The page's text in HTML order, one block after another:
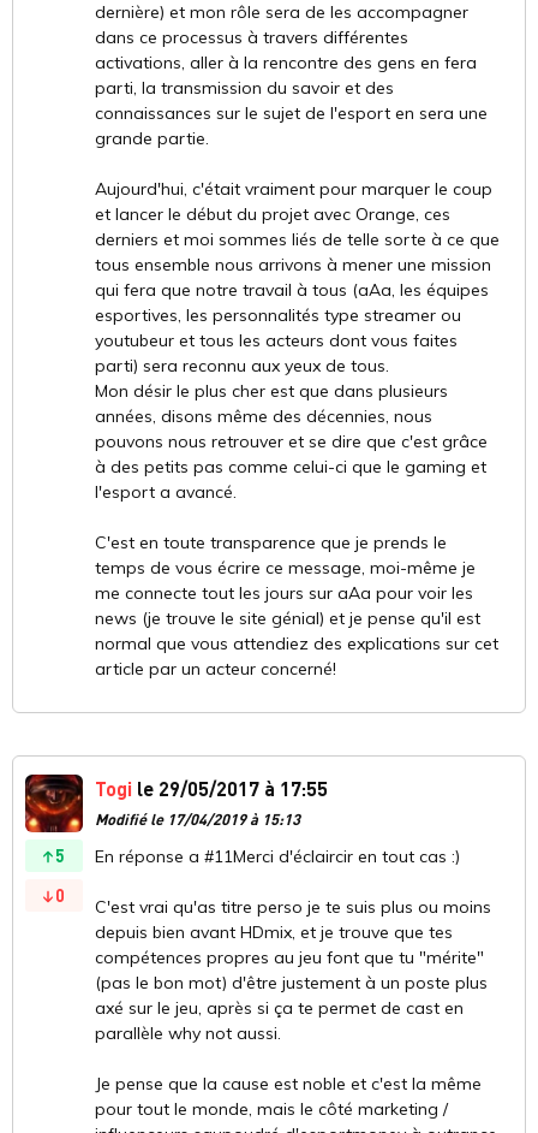
dernière) et mon rôle sera de les accompagner
dans ce processus à travers différentes
activations, aller à la rencontre des gens en fera
parti, la transmission du savoir et des
connaissances sur le sujet de l'esport en sera une
grande partie.
Aujourd'hui, c'était vraiment pour marquer le coup
et lancer le début du projet avec Orange, ces
derniers et moi sommes liés de telle sorte à ce que
tous ensemble nous arrivons à mener une mission
qui fera que notre travail à tous (aAa, les équipes
esportives, les personnalités type streamer ou
youtubeur et tous les acteurs dont vous faites
parti) sera reconnu aux yeux de tous.
Mon désir le plus cher est que dans plusieurs
années, disons même des décennies, nous
pouvons nous retrouver et se dire que c'est grâce
à des petits pas comme celui-ci que le gaming et
l'esport a avancé.
C'est en toute transparence que je prends le
temps de vous écrire ce message, moi-même je
me connecte tout les jours sur aAa pour voir les
news (je trouve le site génial) et je pense qu'il est
normal que vous attendiez des explications sur cet
article par un acteur concerné!
5
0
Togi le 29/05/2017 à 17:55
Modifié le 17/04/2019 à 15:13
En réponse a #11Merci d'éclaircir en tout cas :)
C'est vrai qu'as titre perso je te suis plus ou moins
depuis bien avant HDmix, et je trouve que tes
compétences propres au jeu font que tu "mérite"
(pas le bon mot) d'être justement à un poste plus
axé sur le jeu, après si ça te permet de cast en
parallèle why not aussi.
Je pense que la cause est noble et c'est la même
pour tout le monde, mais le côté marketing /